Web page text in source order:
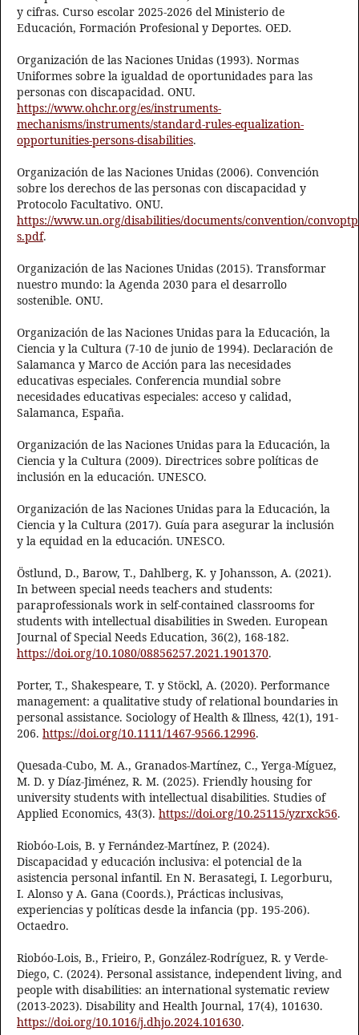
y cifras. Curso escolar 2025-2026 del Ministerio de
Educación, Formación Profesional y Deportes. OED.
Organización de las Naciones Unidas (1993). Normas
Uniformes sobre la igualdad de oportunidades para las
personas con discapacidad. ONU.
https://www.ohchr.org/es/instruments-
mechanisms/instruments/standard-rules-equalization-
opportunities-persons-disabilities.
Organización de las Naciones Unidas (2006). Convención
sobre los derechos de las personas con discapacidad y
Protocolo Facultativo. ONU.
https://www.un.org/disabilities/documents/convention/
s.pdf.
Organización de las Naciones Unidas (2015). Transformar
nuestro mundo: la Agenda 2030 para el desarrollo
sostenible. ONU.
Organización de las Naciones Unidas para la Educación, la
Ciencia y la Cultura (7-10 de junio de 1994). Declaración de
Salamanca y Marco de Acción para las necesidades
educativas especiales. Conferencia mundial sobre
necesidades educativas especiales: acceso y calidad,
Salamanca, España.
Organización de las Naciones Unidas para la Educación, la
Ciencia y la Cultura (2009). Directrices sobre políticas de
inclusión en la educación. UNESCO.
Organización de las Naciones Unidas para la Educación, la
Ciencia y la Cultura (2017). Guía para asegurar la inclusión
y la equidad en la educación. UNESCO.
Östlund, D., Barow, T., Dahlberg, K. y Johansson, A. (2021).
In between special needs teachers and students:
paraprofessionals work in self-contained classrooms for
students with intellectual disabilities in Sweden. European
Journal of Special Needs Education, 36(2), 168-182.
https://doi.org/10.1080/08856257.2021.1901370.
Porter, T., Shakespeare, T. y Stöckl, A. (2020). Performance
management: a qualitative study of relational boundaries in
personal assistance. Sociology of Health & Illness, 42(1), 191-
206. https://doi.org/10.1111/1467-9566.12996.
Quesada-Cubo, M. A., Granados-Martínez, C., Yerga-Míguez,
M. D. y Díaz-Jiménez, R. M. (2025). Friendly housing for
university students with intellectual disabilities. Studies of
Applied Economics, 43(3). https://doi.org/10.25115/yzrxck56.
Riobóo-Lois, B. y Fernández-Martínez, P. (2024).
Discapacidad y educación inclusiva: el potencial de la
asistencia personal infantil. En N. Berasategi, I. Legorburu,
I. Alonso y A. Gana (Coords.), Prácticas inclusivas,
experiencias y políticas desde la infancia (pp. 195-206).
Octaedro.
Riobóo-Lois, B., Frieiro, P., González-Rodríguez, R. y Verde-
Diego, C. (2024). Personal assistance, independent living, and
people with disabilities: an international systematic review
(2013-2023). Disability and Health Journal, 17(4), 101630.
https://doi.org/10.1016/j.dhjo.2024.101630.